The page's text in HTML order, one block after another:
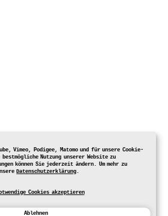
Vimeo, Podigee, Matomo und für unsere Cookie-
Nutzung unserer Website zu
können Sie jederzeit ändern. Um mehr zu
Datenschutzerklärung.
Cookies akzeptieren
Ablehnen